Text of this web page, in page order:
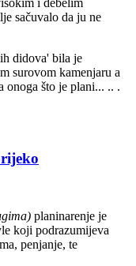
i debelim
sačuvalo da ju ne
didova' bila je
surovom kamenjaru a
onoga što je plani... .. .
planinarenje je
koji podrazumijeva
penjanje, te